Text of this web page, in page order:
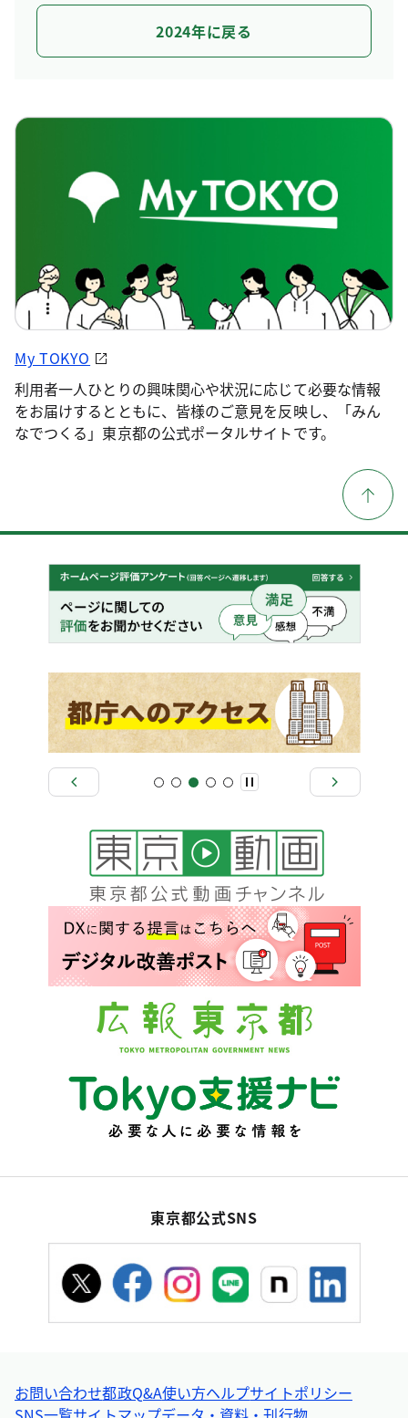
2024年に戻る
My TOKYO
利用者一人ひとりの興味関心や状況に応じて必要な情報
をお届けするとともに、皆様のご意見を反映し、「みん
なでつくる」東京都の公式ポータルサイトです。
東京都公式SNS
お問い合わせ都政Q&A使い方ヘルプサイトポリシー